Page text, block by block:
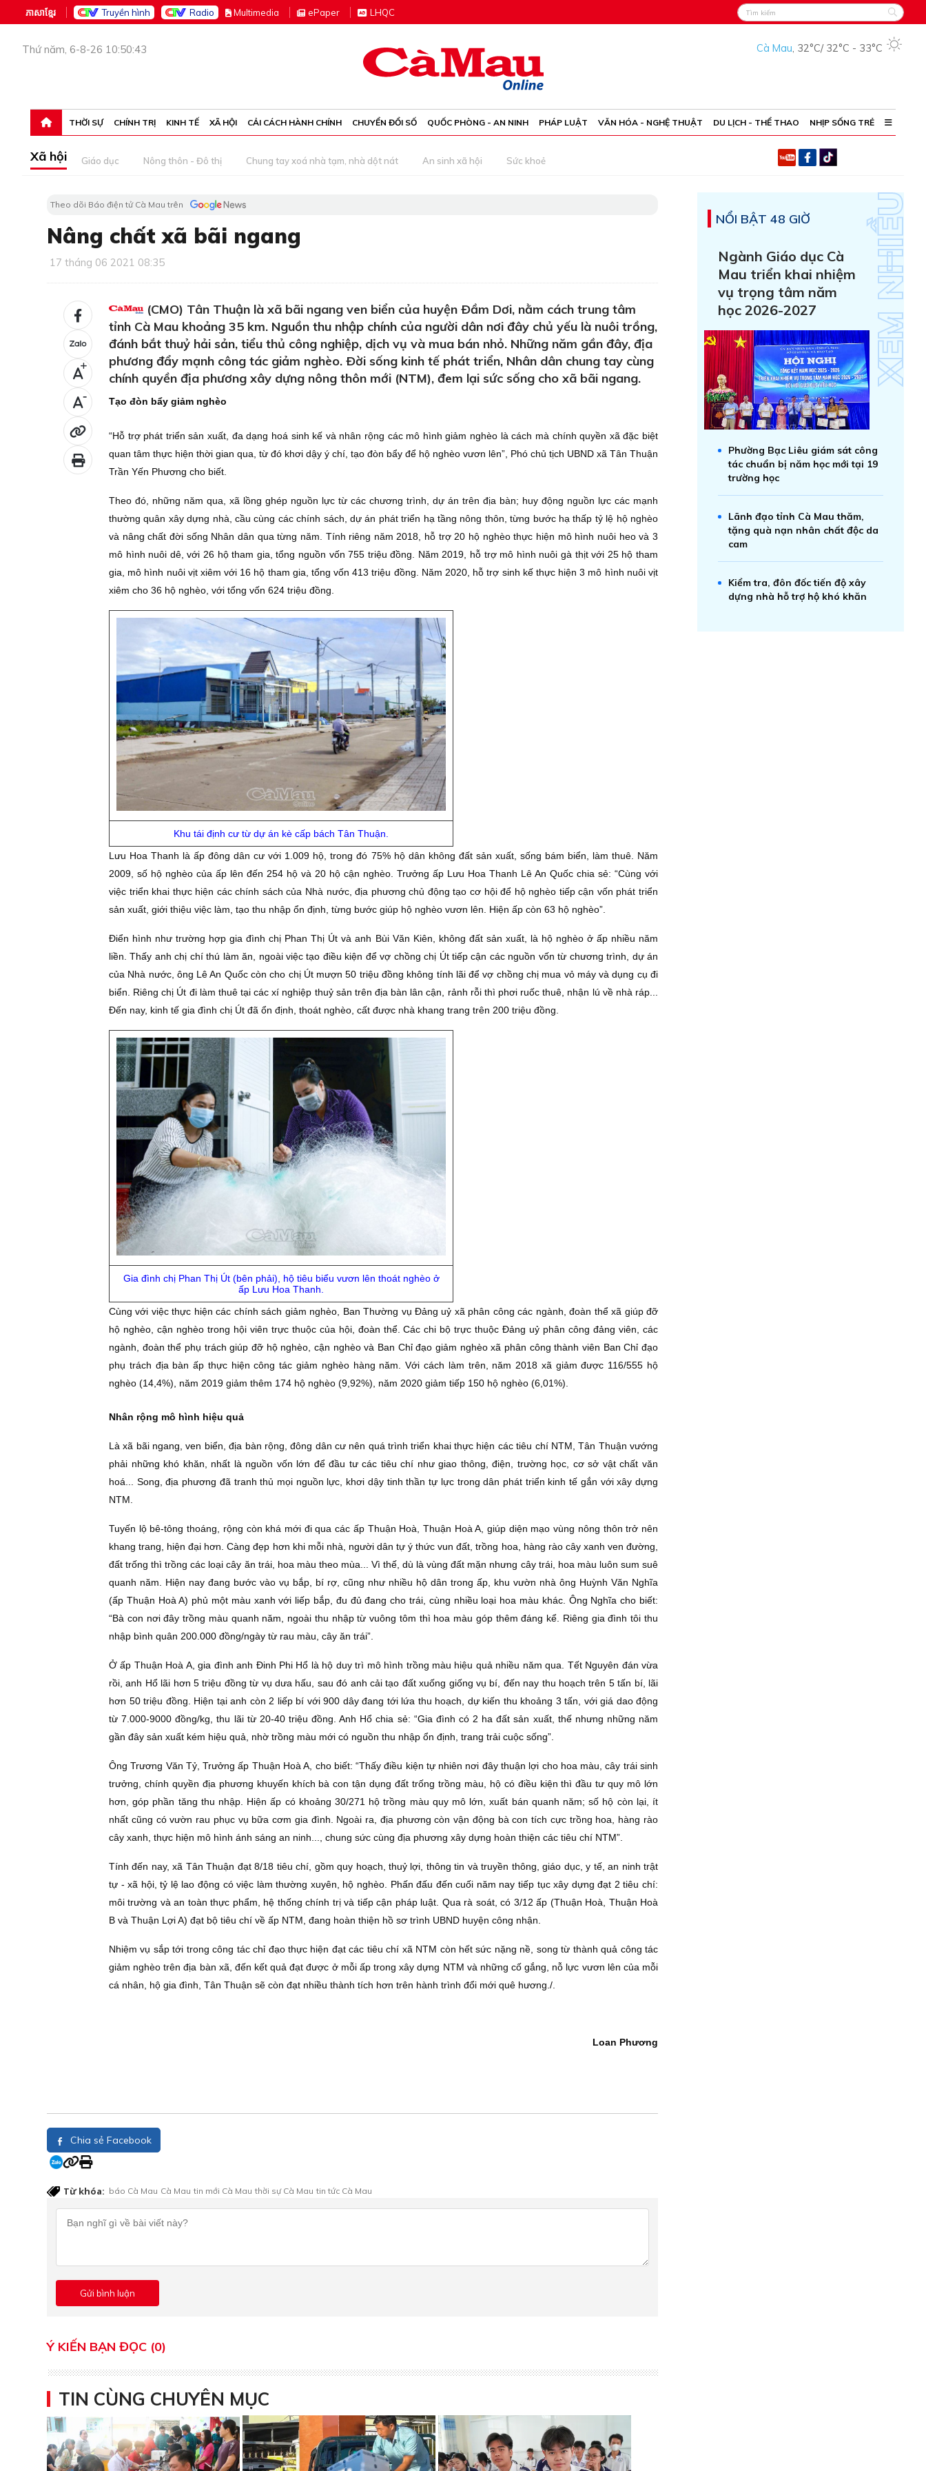
ភាសាខ្មែរ Truyền hình Radio Multimedia ePaper LHQC
Thứ năm, 6-8-26 10:50:43 Cà Mau, 32°C/ 32°C - 33°C
THỜI SỰ CHÍNH TRỊ KINH TẾ XÃ HỘI CẢI CÁCH HÀNH CHÍNH CHUYỂN ĐỔI SỐ QUỐC PHÒNG - AN NINH PHÁP LUẬT VĂN HÓA - NGHỆ THUẬT DU LỊCH - THỂ THAO NHỊP SỐNG TRẺ
Xã hội Giáo dục Nông thôn - Đô thị Chung tay xoá nhà tạm, nhà dột nát An sinh xã hội Sức khoẻ
Theo dõi Báo điện tử Cà Mau trên
Nâng chất xã bãi ngang
17 tháng 06 2021 08:35
+
-
(CMO) Tân Thuận là xã bãi ngang ven biển của huyện Ðầm Dơi, nằm cách trung tâm
tỉnh Cà Mau khoảng 35 km. Nguồn thu nhập chính của người dân nơi đây chủ yếu là nuôi trồng,
đánh bắt thuỷ hải sản, tiểu thủ công nghiệp, dịch vụ và mua bán nhỏ. Những năm gần đây, địa
phương đẩy mạnh công tác giảm nghèo. Ðời sống kinh tế phát triển, Nhân dân chung tay cùng
chính quyền địa phương xây dựng nông thôn mới (NTM), đem lại sức sống cho xã bãi ngang.
Tạo đòn bẩy giảm nghèo
“Hỗ trợ phát triển sản xuất, đa dạng hoá sinh kế và nhân rộng các mô hình giảm nghèo là cách mà chính quyền xã đặc biệt
quan tâm thực hiện thời gian qua, từ đó khơi dậy ý chí, tạo đòn bẩy để hộ nghèo vươn lên”, Phó chủ tịch UBND xã Tân Thuận
Trần Yến Phương cho biết.
Theo đó, những năm qua, xã lồng ghép nguồn lực từ các chương trình, dự án trên địa bàn; huy động nguồn lực các mạnh
thường quân xây dựng nhà, cầu cùng các chính sách, dự án phát triển hạ tầng nông thôn, từng bước hạ thấp tỷ lệ hộ nghèo
và nâng chất đời sống Nhân dân qua từng năm. Tính riêng năm 2018, hỗ trợ 20 hộ nghèo thực hiện mô hình nuôi heo và 3
mô hình nuôi dê, với 26 hộ tham gia, tổng nguồn vốn 755 triệu đồng. Năm 2019, hỗ trợ mô hình nuôi gà thịt với 25 hộ tham
gia, mô hình nuôi vịt xiêm với 16 hộ tham gia, tổng vốn 413 triệu đồng. Năm 2020, hỗ trợ sinh kế thực hiện 3 mô hình nuôi vịt
xiêm cho 36 hộ nghèo, với tổng vốn 624 triệu đồng.
Khu tái định cư từ dự án kè cấp bách Tân Thuận.
Lưu Hoa Thanh là ấp đông dân cư với 1.009 hộ, trong đó 75% hộ dân không đất sản xuất, sống bám biển, làm thuê. Năm
2009, số hộ nghèo của ấp lên đến 254 hộ và 20 hộ cận nghèo. Trưởng ấp Lưu Hoa Thanh Lê An Quốc chia sẻ: “Cùng với
việc triển khai thực hiện các chính sách của Nhà nước, địa phương chủ động tạo cơ hội để hộ nghèo tiếp cận vốn phát triển
sản xuất, giới thiệu việc làm, tạo thu nhập ổn định, từng bước giúp hộ nghèo vươn lên. Hiện ấp còn 63 hộ nghèo”.
Ðiển hình như trường hợp gia đình chị Phan Thị Út và anh Bùi Văn Kiên, không đất sản xuất, là hộ nghèo ở ấp nhiều năm
liền. Thấy anh chị chí thú làm ăn, ngoài việc tạo điều kiện để vợ chồng chị Út tiếp cận các nguồn vốn từ chương trình, dự án
của Nhà nước, ông Lê An Quốc còn cho chị Út mượn 50 triệu đồng không tính lãi để vợ chồng chị mua vỏ máy và dụng cụ đi
biển. Riêng chị Út đi làm thuê tại các xí nghiệp thuỷ sản trên địa bàn lân cận, rảnh rỗi thì phơi ruốc thuê, nhận lú về nhà ráp...
Ðến nay, kinh tế gia đình chị Út đã ổn định, thoát nghèo, cất được nhà khang trang trên 200 triệu đồng.
Gia đình chị Phan Thị Út (bên phải), hộ tiêu biểu vươn lên thoát nghèo ở
ấp Lưu Hoa Thanh.
Cùng với việc thực hiện các chính sách giảm nghèo, Ban Thường vụ Ðảng uỷ xã phân công các ngành, đoàn thể xã giúp đỡ
hộ nghèo, cận nghèo trong hội viên trực thuộc của hội, đoàn thể. Các chi bộ trực thuộc Ðảng uỷ phân công đảng viên, các
ngành, đoàn thể phụ trách giúp đỡ hộ nghèo, cận nghèo và Ban Chỉ đạo giảm nghèo xã phân công thành viên Ban Chỉ đạo
phụ trách địa bàn ấp thực hiện công tác giảm nghèo hàng năm. Với cách làm trên, năm 2018 xã giảm được 116/555 hộ
nghèo (14,4%), năm 2019 giảm thêm 174 hộ nghèo (9,92%), năm 2020 giảm tiếp 150 hộ nghèo (6,01%).
Nhân rộng mô hình hiệu quả
Là xã bãi ngang, ven biển, địa bàn rộng, đông dân cư nên quá trình triển khai thực hiện các tiêu chí NTM, Tân Thuận vướng
phải những khó khăn, nhất là nguồn vốn lớn để đầu tư các tiêu chí như giao thông, điện, trường học, cơ sở vật chất văn
hoá... Song, địa phương đã tranh thủ mọi nguồn lực, khơi dậy tinh thần tự lực trong dân phát triển kinh tế gắn với xây dựng
NTM.
Tuyến lộ bê-tông thoáng, rộng còn khá mới đi qua các ấp Thuận Hoà, Thuận Hoà A, giúp diện mạo vùng nông thôn trở nên
khang trang, hiện đại hơn. Càng đẹp hơn khi mỗi nhà, người dân tự ý thức vun đất, trồng hoa, hàng rào cây xanh ven đường,
đất trống thì trồng các loại cây ăn trái, hoa màu theo mùa... Vì thế, dù là vùng đất mặn nhưng cây trái, hoa màu luôn sum suê
quanh năm. Hiện nay đang bước vào vụ bắp, bí rợ, cũng như nhiều hộ dân trong ấp, khu vườn nhà ông Huỳnh Văn Nghĩa
(ấp Thuận Hoà A) phủ một màu xanh với liếp bắp, đu đủ đang cho trái, cùng nhiều loại hoa màu khác. Ông Nghĩa cho biết:
“Bà con nơi đây trồng màu quanh năm, ngoài thu nhập từ vuông tôm thì hoa màu góp thêm đáng kể. Riêng gia đình tôi thu
nhập bình quân 200.000 đồng/ngày từ rau màu, cây ăn trái”.
Ở ấp Thuận Hoà A, gia đình anh Ðinh Phi Hổ là hộ duy trì mô hình trồng màu hiệu quả nhiều năm qua. Tết Nguyên đán vừa
rồi, anh Hổ lãi hơn 5 triệu đồng từ vụ dưa hấu, sau đó anh cải tạo đất xuống giống vụ bí, đến nay thu hoạch trên 5 tấn bí, lãi
hơn 50 triệu đồng. Hiện tại anh còn 2 liếp bí với 900 dây đang tới lứa thu hoạch, dự kiến thu khoảng 3 tấn, với giá dao động
từ 7.000-9000 đồng/kg, thu lãi từ 20-40 triệu đồng. Anh Hổ chia sẻ: “Gia đình có 2 ha đất sản xuất, thế nhưng những năm
gần đây sản xuất kém hiệu quả, nhờ trồng màu mới có nguồn thu nhập ổn định, trang trải cuộc sống”.
Ông Trương Văn Tỷ, Trưởng ấp Thuận Hoà A, cho biết: “Thấy điều kiện tự nhiên nơi đây thuận lợi cho hoa màu, cây trái sinh
trưởng, chính quyền địa phương khuyến khích bà con tận dụng đất trống trồng màu, hộ có điều kiện thì đầu tư quy mô lớn
hơn, góp phần tăng thu nhập. Hiện ấp có khoảng 30/271 hộ trồng màu quy mô lớn, xuất bán quanh năm; số hộ còn lại, ít
nhất cũng có vườn rau phục vụ bữa cơm gia đình. Ngoài ra, địa phương còn vận động bà con tích cực trồng hoa, hàng rào
cây xanh, thực hiện mô hình ánh sáng an ninh..., chung sức cùng địa phương xây dựng hoàn thiện các tiêu chí NTM”.
Tính đến nay, xã Tân Thuận đạt 8/18 tiêu chí, gồm quy hoạch, thuỷ lợi, thông tin và truyền thông, giáo dục, y tế, an ninh trật
tự - xã hội, tỷ lệ lao động có việc làm thường xuyên, hộ nghèo. Phấn đấu đến cuối năm nay tiếp tục xây dựng đạt 2 tiêu chí:
môi trường và an toàn thực phẩm, hệ thống chính trị và tiếp cận pháp luật. Qua rà soát, có 3/12 ấp (Thuận Hoà, Thuận Hoà
B và Thuận Lợi A) đạt bộ tiêu chí về ấp NTM, đang hoàn thiện hồ sơ trình UBND huyện công nhận.
Nhiệm vụ sắp tới trong công tác chỉ đạo thực hiện đạt các tiêu chí xã NTM còn hết sức nặng nề, song từ thành quả công tác
giảm nghèo trên địa bàn xã, đến kết quả đạt được ở mỗi ấp trong xây dựng NTM và những cố gắng, nỗ lực vươn lên của mỗi
cá nhân, hộ gia đình, Tân Thuận sẽ còn đạt nhiều thành tích hơn trên hành trình đổi mới quê hương./.
Loan Phương
Chia sẻ Facebook
Từ khóa: báo Cà Mau Cà Mau tin mới Cà Mau thời sự Cà Mau tin tức Cà Mau
Ý KIẾN BẠN ĐỌC (0)
TIN CÙNG CHUYÊN MỤC
NỔI BẬT 48 GIỜ
Ngành Giáo dục Cà
Mau triển khai nhiệm
vụ trọng tâm năm
học 2026-2027
Phường Bạc Liêu giám sát công
tác chuẩn bị năm học mới tại 19
trường học
Lãnh đạo tỉnh Cà Mau thăm,
tặng quà nạn nhân chất độc da
cam
Kiểm tra, đôn đốc tiến độ xây
dựng nhà hỗ trợ hộ khó khăn